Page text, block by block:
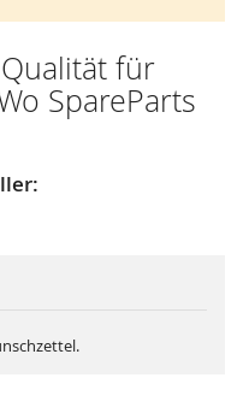
für
SpareParts